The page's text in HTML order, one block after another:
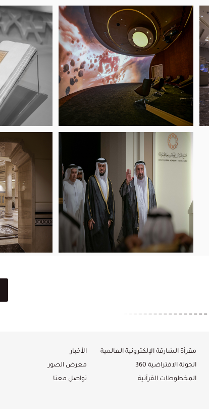
مقرأة الشارقة الإلكترونية العالمية
الجولة الافتراضية 360
المخطوطات القرآنية
الأخبار
معرض الصور
تواصل معنا